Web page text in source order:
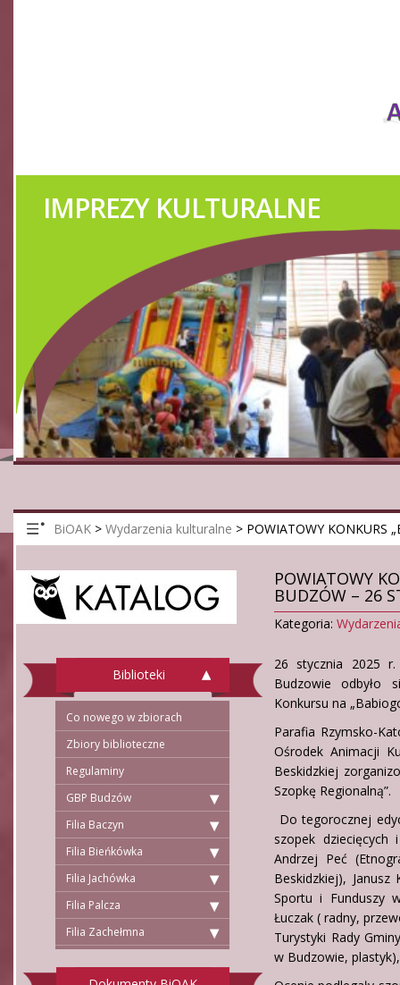
ORKIESTRY DĘTE
BiOAK > Wydarzenia kulturalne > POWIATOWY KONKURS
Biblioteki
Co nowego w zbiorach
Zbiory biblioteczne
Regulaminy
GBP Budzów
Filia Baczyn
Filia Bieńkówka
Filia Jachówka
Filia Palcza
Filia Zachełmna
POWIATOWY
BUDZÓW – 26
Kategoria:
26 stycznia 2025
Budzowie odbyło
Konkursu na
Parafia Rzymsko-
Ośrodek Animacji
Beskidzkiej
Szopkę Regionalną”.
Do tegorocznej
szopek dziecięcych
Andrzej Peć
Beskidzkiej), Janusz
Sportu i Funduszy
Łuczak ( radny,
Turystyki Rady
w Budzowie,